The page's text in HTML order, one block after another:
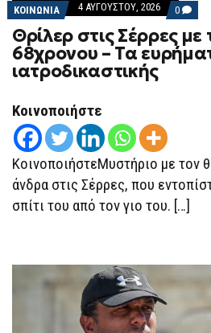
ΚΟΙΝΩΝΙΑ 4 ΑΥΓΟΎΣΤΟΥ, 2026 0
ON
ΘΡΊΛΕΡ
ΣΤΙΣ
Θρίλερ στις Σέρρες
68χρονου – Τα
ιατροδικαστικής
Κοινοποιήστε
ΚοινοποιήστεΜυστήριο με τον
άνδρα στις Σέρρες, που
σπίτι του από τον γιο του. […]